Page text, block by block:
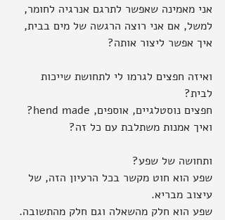
אני מאמינה שאפשר לתרגם אנרגיה לחומר,
למשל, אם אני רוצה הרגשה של מים בבית,
איך אפשר ליצור אותה?
ואיזה חפצים לגרמו לי לתחושת שייכות
לבית?
חפצים נוסטלגיים, אוספים, hend made?
ואיך אמנות משתלבת עם כל זה?
ותחושה של שפע?
שפע הוא חוט מקשר בכל הרעיון הזה, של
עיצוב מבריא.
שפע הוא חלק מהשאלה וגם חלק מהתשובה.